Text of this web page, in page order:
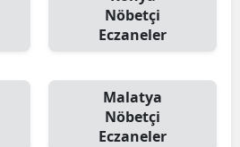
Nöbetçi
Eczaneler
Malatya
Nöbetçi
Eczaneler